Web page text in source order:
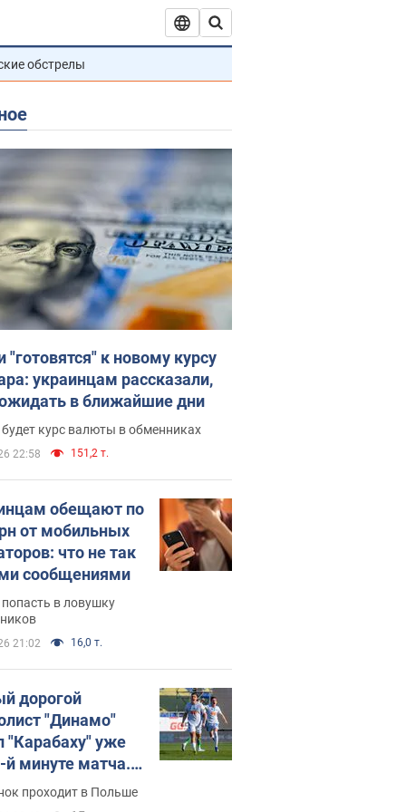
обстрелы
"готовятся" к новому курсу
украинцам рассказали,
в ближайшие дни
курс валюты в обменниках
22:58 151,2 т.
обещают по
от мобильных
что не так
сообщениями
попасть в ловушку
21:02 16,0 т.
дорогой
"Динамо"
"Карабаху" уже
й минуте матча.
проходит в Польше